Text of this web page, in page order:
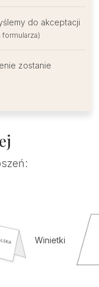
do akceptacji
zostanie
Winietki